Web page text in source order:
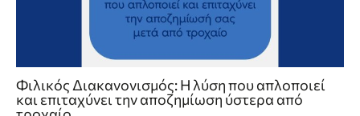
Φιλικός Διακανονισμός: Η λύση που απλοποιεί
και επιταχύνει την αποζημίωση ύστερα από